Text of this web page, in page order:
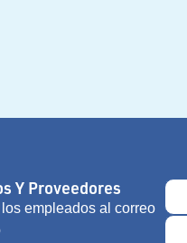
Y Proveedores
empleados al correo